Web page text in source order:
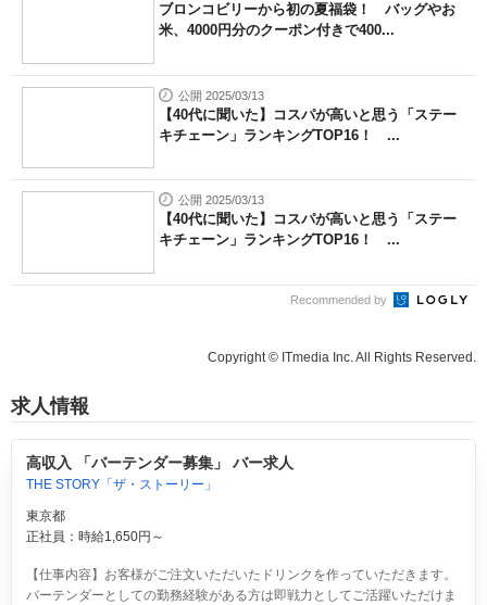
ブロンコビリーから初の夏福袋！ バッグやお
米、4000円分のクーポン付きで400...
公開 2025/03/13
【40代に聞いた】コスパが高いと思う「ステー
キチェーン」ランキングTOP16！ ...
公開 2025/03/13
【40代に聞いた】コスパが高いと思う「ステー
キチェーン」ランキングTOP16！ ...
Recommended by
Copyright © ITmedia Inc. All Rights Reserved.
求人情報
高収入 「バーテンダー募集」 バー求人
THE STORY「ザ・ストーリー」
東京都
正社員：時給1,650円～
【仕事内容】お客様がご注文いただいたドリンクを作っていただきます。
バーテンダーとしての勤務経験がある方は即戦力としてご活躍いただけま